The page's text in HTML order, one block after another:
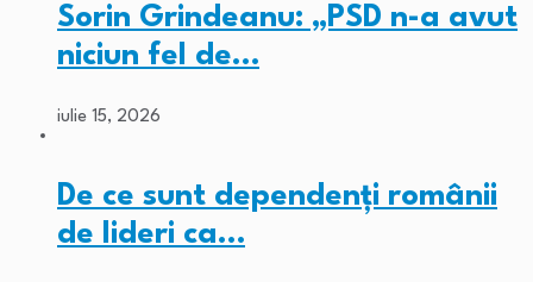
Sorin Grindeanu: „PSD n-a avut
niciun fel de…
iulie 15, 2026
De ce sunt dependenți românii
de lideri ca…